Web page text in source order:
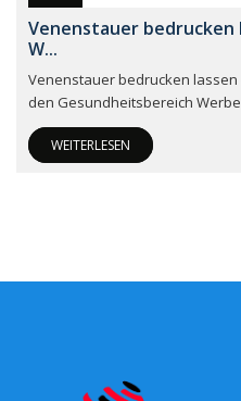
Venenstauer bedrucken
W...
Venenstauer bedrucken
den Gesundheitsbereich
WEITERLESEN